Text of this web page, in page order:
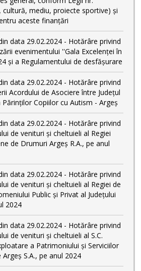
cultură, mediu, proiecte sportive) și
aceste finanțări
data 29.02.2024 - Hotărâre privind
evenimentului ''Gala Excelenței în
și a Regulamentului de desfășurare
data 29.02.2024 - Hotărâre privind
Acordului de Asociere între Județul
Copiilor cu Autism - Argeș
data 29.02.2024 - Hotărâre privind
de venituri și cheltuieli al Regiei
de Drumuri Argeș R.A., pe anul
data 29.02.2024 - Hotărâre privind
de venituri și cheltuieli al Regiei de
Public și Privat al Județului
2024
data 29.02.2024 - Hotărâre privind
de venituri și cheltuieli al S.C.
a Patrimoniului și Serviciilor
S.A., pe anul 2024